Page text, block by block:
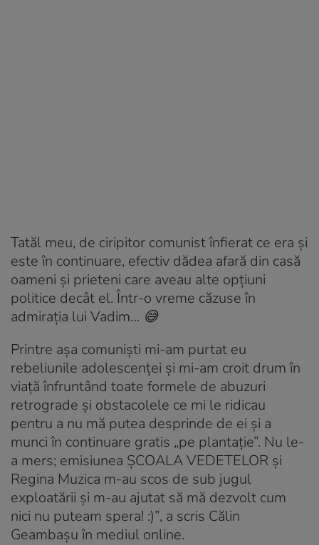
Tatăl meu, de ciripitor comunist înfierat ce era și
este în continuare, efectiv dădea afară din casă
oameni și prieteni care aveau alte opțiuni
politice decât el. Într-o vreme căzuse în
admirația lui Vadim… 😅
Printre așa comuniști mi-am purtat eu
rebeliunile adolescenței și mi-am croit drum în
viață înfruntând toate formele de abuzuri
retrograde și obstacolele ce mi le ridicau
pentru a nu mă putea desprinde de ei și a
munci în continuare gratis „pe plantație”. Nu le-
a mers; emisiunea ȘCOALA VEDETELOR și
Regina Muzica m-au scos de sub jugul
exploatării și m-au ajutat să mă dezvolt cum
nici nu puteam spera! :)”, a scris Călin
Geambașu în mediul online.